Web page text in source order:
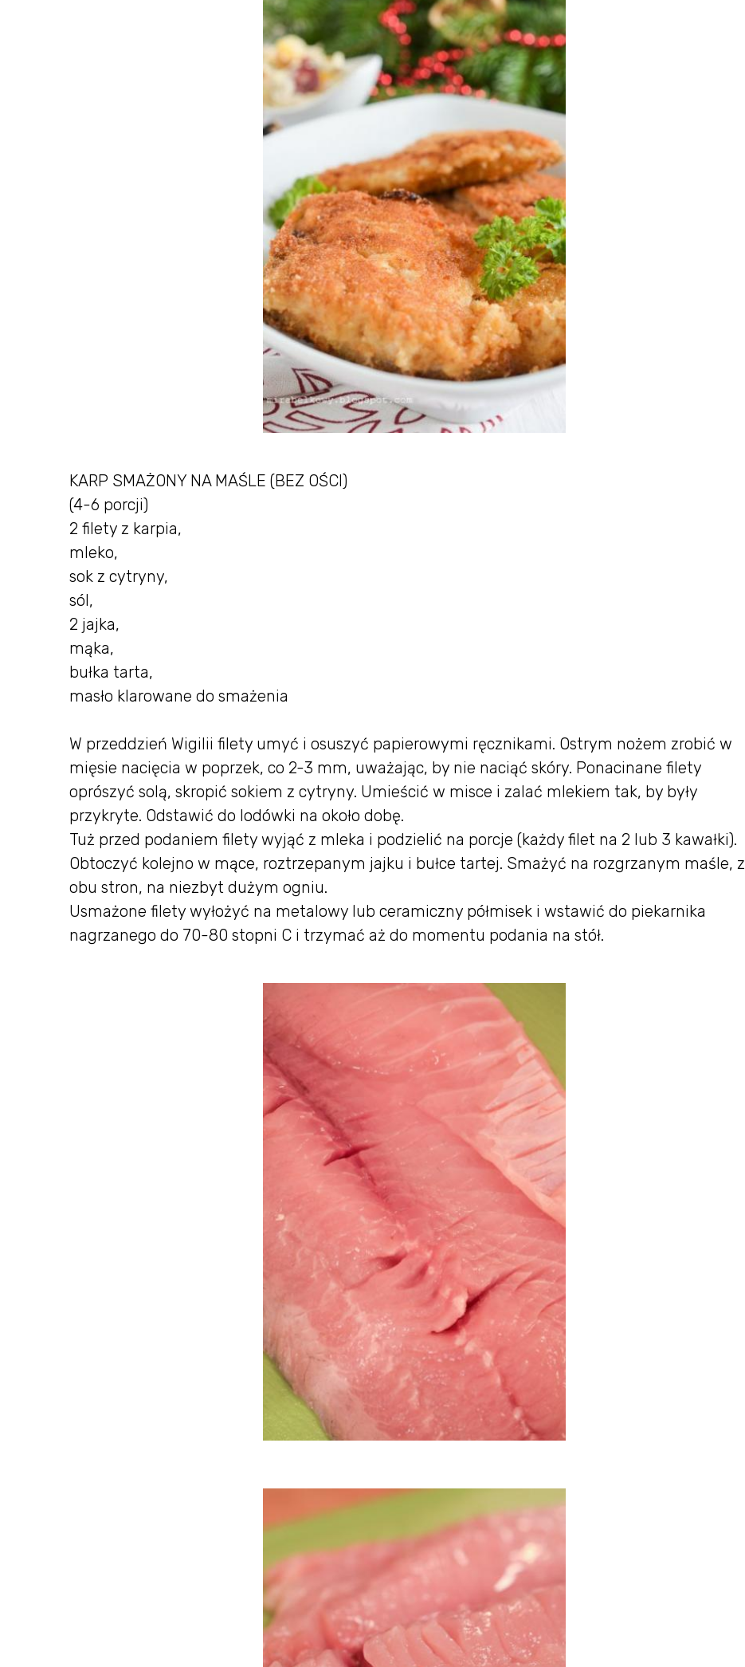
KARP SMAŻONY NA MAŚLE (BEZ OŚCI)
(4-6 porcji)
2 filety z karpia,
mleko,
sok z cytryny,
sól,
2 jajka,
mąka,
bułka tarta,
masło klarowane do smażenia
W przeddzień Wigilii filety umyć i osuszyć papierowymi ręcznikami. Ostrym nożem zrobić w
mięsie nacięcia w poprzek, co 2-3 mm, uważając, by nie naciąć skóry. Ponacinane filety
oprószyć solą, skropić sokiem z cytryny. Umieścić w misce i zalać mlekiem tak, by były
przykryte. Odstawić do lodówki na około dobę.
Tuż przed podaniem filety wyjąć z mleka i podzielić na porcje (każdy filet na 2 lub 3 kawałki).
Obtoczyć kolejno w mące, roztrzepanym jajku i bułce tartej. Smażyć na rozgrzanym maśle, z
obu stron, na niezbyt dużym ogniu.
Usmażone filety wyłożyć na metalowy lub ceramiczny półmisek i wstawić do piekarnika
nagrzanego do 70-80 stopni C i trzymać aż do momentu podania na stół.